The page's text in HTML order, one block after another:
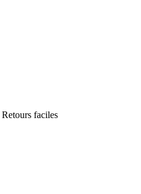
Retours faciles